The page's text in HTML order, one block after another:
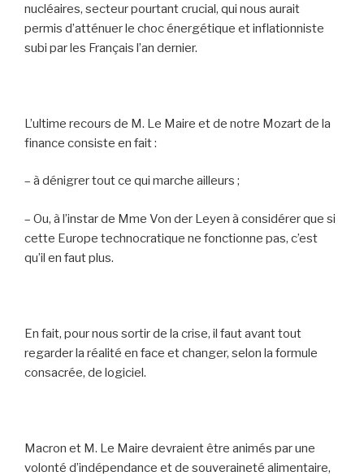
nucléaires, secteur pourtant crucial, qui nous aurait
permis d’atténuer le choc énergétique et inflationniste
subi par les Français l’an dernier.
L’ultime recours de M. Le Maire et de notre Mozart de la
finance consiste en fait :
– à dénigrer tout ce qui marche ailleurs ;
– Ou, à l’instar de Mme Von der Leyen à considérer que si
cette Europe technocratique ne fonctionne pas, c’est
qu’il en faut plus.
En fait, pour nous sortir de la crise, il faut avant tout
regarder la réalité en face et changer, selon la formule
consacrée, de logiciel.
Macron et M. Le Maire devraient être animés par une
volonté d’indépendance et de souveraineté alimentaire,